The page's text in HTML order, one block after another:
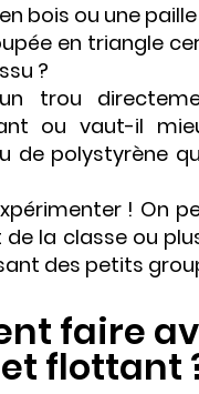
bois ou une paille
en triangle
?
trou
ou vaut-il
de polystyrène
! On
la classe ou
des petits
faire
flottant